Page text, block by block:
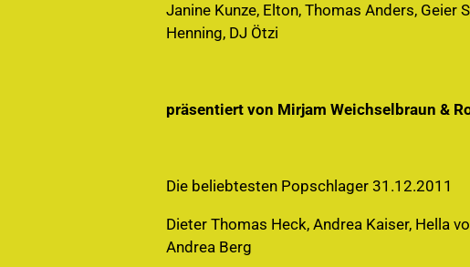
Janine Kunze, Elton, Thomas Anders, Geier
Henning, DJ Ötzi
präsentiert von Mirjam Weichselbraun &
Die beliebtesten Popschlager 31.12.2011
Dieter Thomas Heck, Andrea Kaiser, Hella
Andrea Berg